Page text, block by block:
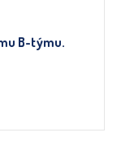
B-týmu.